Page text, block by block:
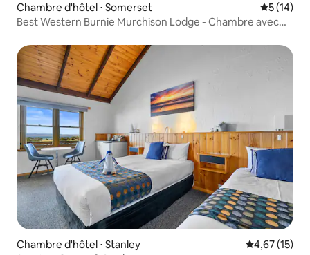
Chambre d'hôtel ⋅ Somerset
5 (14)
Best Western Burnie Murchison Lodge - Chambre avec
Chambre d'hôtel ⋅ Stanley Évaluation
4,67 (15)